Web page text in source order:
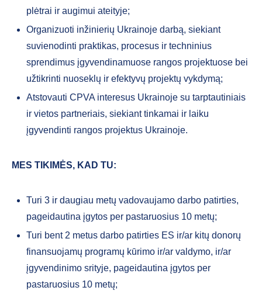
plėtrai ir augimui ateityje;
Organizuoti inžinierių Ukrainoje darbą, siekiant
suvienodinti praktikas, procesus ir techninius
sprendimus įgyvendinamuose rangos projektuose bei
užtikrinti nuoseklų ir efektyvų projektų vykdymą;
Atstovauti CPVA interesus Ukrainoje su tarptautiniais
ir vietos partneriais, siekiant tinkamai ir laiku
įgyvendinti rangos projektus Ukrainoje.
MES TIKIMĖS, KAD TU:
Turi 3 ir daugiau metų vadovaujamo darbo patirties,
pageidautina įgytos per pastaruosius 10 metų;
Turi bent 2 metus darbo patirties ES ir/ar kitų donorų
finansuojamų programų kūrimo ir/ar valdymo, ir/ar
įgyvendinimo srityje, pageidautina įgytos per
pastaruosius 10 metų;